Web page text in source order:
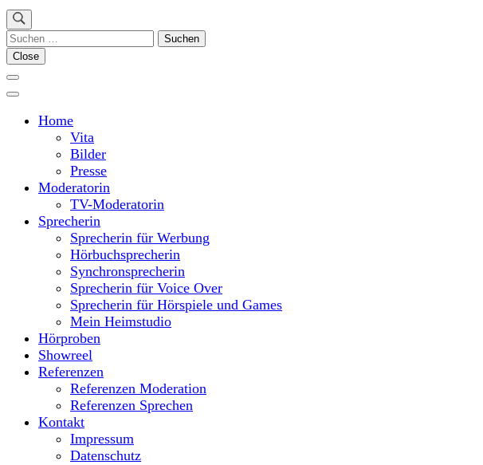
Suchen
nach:
Close
Home
Vita
Bilder
Presse
Moderatorin
TV-Moderatorin
Sprecherin
Sprecherin für Werbung
Hörbuchsprecherin
Synchronsprecherin
Sprecherin für Voice Over
Sprecherin für Hörspiele und Games
Mein Heimstudio
Hörproben
Showreel
Referenzen
Referenzen Moderation
Referenzen Sprechen
Kontakt
Impressum
Datenschutz